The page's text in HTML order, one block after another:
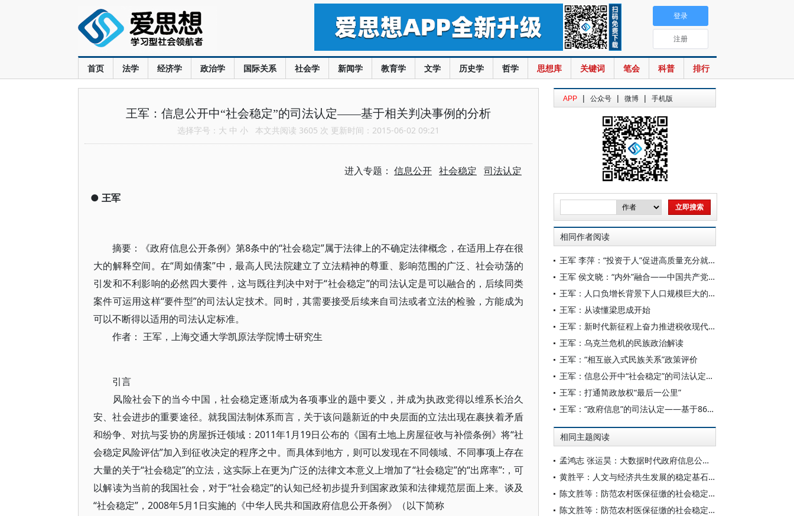
首页 法学 经济学 政治学 国际关系 社会学 新闻学 教育学 文学 历史学 哲学 思想库 关键词 笔会 科普 排行
登录
注册
王军：信息公开中“社会稳定”的司法认定——基于相关判决事例的分析
选择字号： 大 中 小 本文共阅读 3605 次 更新时间：2015-06-02 09:21
进入专题： 信息公开 社会稳定 司法认定
● 王军
摘要：《政府信息公开条例》第8条中的“社会稳定”属于法律上的不确定法律概念，在适用上存在很
大的解释空间。在“周如倩案”中，最高人民法院建立了立法精神的尊重、影响范围的广泛、社会动荡的
引发和不利影响的必然四大要件，这与既往判决中对于“社会稳定”的司法认定是可以融合的，后续同类
案件可运用这样“要件型”的司法认定技术。同时，其需要接受后续来自司法或者立法的检验，方能成为
可以不断得以适用的司法认定标准。
作者： 王军，上海交通大学凯原法学院博士研究生
引言
风险社会下的当今中国，社会稳定逐渐成为各项事业的题中要义，并成为执政党得以维系长治久
安、社会进步的重要途径。就我国法制体系而言，关于该问题新近的中央层面的立法出现在裹挟着矛盾
和纷争、对抗与妥协的房屋拆迁领域：2011年1月19日公布的《国有土地上房屋征收与补偿条例》将“社
会稳定风险评估”加入到征收决定的程序之中。而具体到地方，则可以发现在不同领域、不同事项上存在
大量的关于“社会稳定”的立法，这实际上在更为广泛的法律文本意义上增加了“社会稳定”的“出席率”:，可
以解读为当前的我国社会，对于“社会稳定”的认知已经初步提升到国家政策和法律规范层面上来。谈及
“社会稳定”，2008年5月1日实施的《中华人民共和国政府信息公开条例》（以下简称
APP | 公众号 | 微博 | 手机版
相同作者阅读
王军 李萍：“投资于人”促进高质量充分就业
王军 侯文晓：“内外”融合——中国共产党对醒狮派“排外主义”的批判及其启示
王军：人口负增长背景下人口规模巨大的现代化及其人口发展战略
王军：从读懂梁思成开始
王军：新时代新征程上奋力推进税收现代化
王军：乌克兰危机的民族政治解读
王军：“相互嵌入式民族关系”政策评价
王军：信息公开中“社会稳定”的司法认定——基于相关判决事例的分析
王军：打通简政放权“最后一公里”
王军：“政府信息”的司法认定——基于86件判决的分析
相同主题阅读
孟鸿志 张运昊：大数据时代政府信息公开制度的变革与走向
黄胜平：人文与经济共生发展的稳定基石及其内在逻辑
陈文胜等：防范农村医保征缴的社会稳定风险刻不容缓
陈文胜等：防范农村医保征缴的社会稳定风险刻不容缓